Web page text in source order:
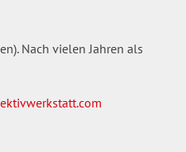
Nach vielen Jahren als